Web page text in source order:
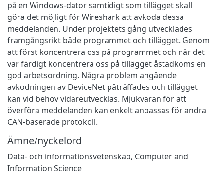
på en Windows-dator samtidigt som tillägget skall
göra det möjligt för Wireshark att avkoda dessa
meddelanden. Under projektets gång utvecklades
framgångsrikt både programmet och tillägget. Genom
att först koncentrera oss på programmet och när det
var färdigt koncentrera oss på tillägget åstadkoms en
god arbetsordning. Några problem angående
avkodningen av DeviceNet påträffades och tillägget
kan vid behov vidareutvecklas. Mjukvaran för att
överföra meddelanden kan enkelt anpassas för andra
CAN-baserade protokoll.
Ämne/nyckelord
Data- och informationsvetenskap, Computer and
Information Science